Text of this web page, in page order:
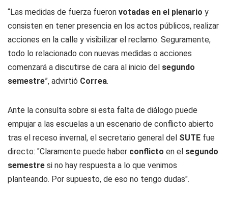
“Las medidas de fuerza fueron votadas en el plenario y
consisten en tener presencia en los actos públicos, realizar
acciones en la calle y visibilizar el reclamo. Seguramente,
todo lo relacionado con nuevas medidas o acciones
comenzará a discutirse de cara al inicio del segundo
semestre”, advirtió Correa.
Ante la consulta sobre si esta falta de diálogo puede
empujar a las escuelas a un escenario de conflicto abierto
tras el receso invernal, el secretario general del SUTE fue
directo: "Claramente puede haber conflicto en el segundo
semestre si no hay respuesta a lo que venimos
planteando. Por supuesto, de eso no tengo dudas".